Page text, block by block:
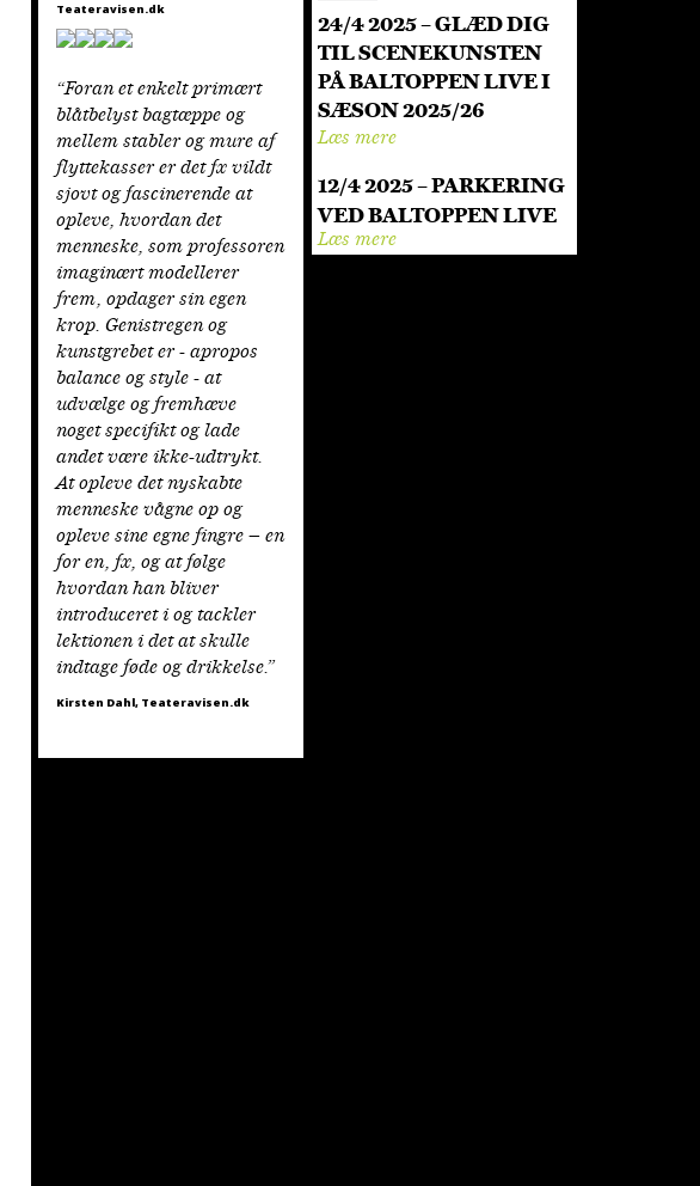
Teateravisen.dk
“Foran et enkelt primært
blåtbelyst bagtæppe og
mellem stabler og mure af
flyttekasser er det fx vildt
sjovt og fascinerende at
opleve, hvordan det
menneske, som professoren
imaginært modellerer
frem, opdager sin egen
krop. Genistregen og
kunstgrebet er - apropos
balance og style - at
udvælge og fremhæve
noget specifikt og lade
andet være ikke-udtrykt.
At opleve det nyskabte
menneske vågne op og
opleve sine egne fingre – en
for en, fx, og at følge
hvordan han bliver
introduceret i og tackler
lektionen i det at skulle
indtage føde og drikkelse.”
Kirsten Dahl, Teateravisen.dk
24/4 2025 – GLÆD DIG
TIL SCENEKUNSTEN
PÅ BALTOPPEN LIVE I
SÆSON 2025/26
Læs mere
12/4 2025 – PARKERING
VED BALTOPPEN LIVE
Læs mere